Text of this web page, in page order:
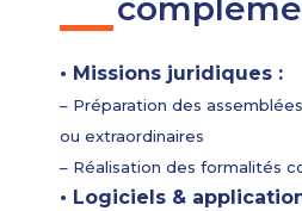
• Missions juridiques :
– Préparation des
ou extraordinaires
– Réalisation des formalités
• Logiciels &